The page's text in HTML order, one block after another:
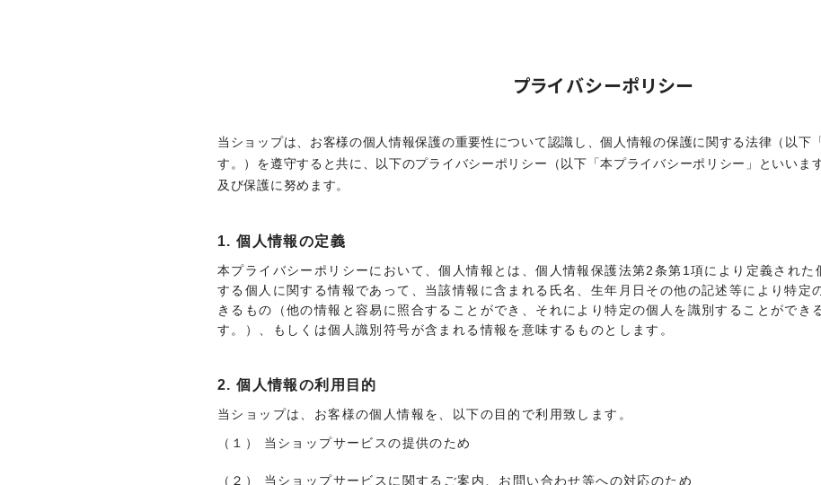
プライバシーポリシー
当ショップは、お客様の個人情報保護の重要性について認識し、個人情報の保護に関する法律（以下
す。）を遵守すると共に、以下のプライバシーポリシー（以下「本プライバシーポリシー」といいま
及び保護に努めます。
1. 個人情報の定義
本プライバシーポリシーにおいて、個人情報とは、個人情報保護法第2条第1項により定義された
する個人に関する情報であって、当該情報に含まれる氏名、生年月日その他の記述等により特定
きるもの（他の情報と容易に照合することができ、それにより特定の個人を識別することができ
す。）、もしくは個人識別符号が含まれる情報を意味するものとします。
2. 個人情報の利用目的
当ショップは、お客様の個人情報を、以下の目的で利用致します。
（１） 当ショップサービスの提供のため
（２） 当ショップサービスに関するご案内、お問い合わせ等への対応のため